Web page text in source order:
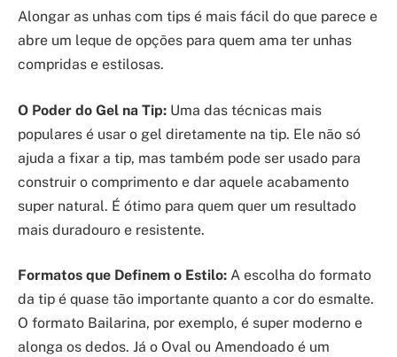
Alongar as unhas com tips é mais fácil do que parece e
abre um leque de opções para quem ama ter unhas
compridas e estilosas.
O Poder do Gel na Tip: Uma das técnicas mais
populares é usar o gel diretamente na tip. Ele não só
ajuda a fixar a tip, mas também pode ser usado para
construir o comprimento e dar aquele acabamento
super natural. É ótimo para quem quer um resultado
mais duradouro e resistente.
Formatos que Definem o Estilo: A escolha do formato
da tip é quase tão importante quanto a cor do esmalte.
O formato Bailarina, por exemplo, é super moderno e
alonga os dedos. Já o Oval ou Amendoado é um